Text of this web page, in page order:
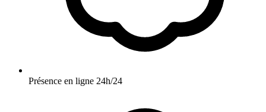
Présence en ligne 24h/24